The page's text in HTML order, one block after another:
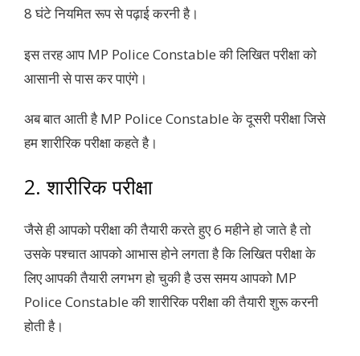
8 घंटे नियमित रूप से पढ़ाई करनी है।
इस तरह आप MP Police Constable की लिखित परीक्षा को
आसानी से पास कर पाएंगे।
अब बात आती है MP Police Constable के दूसरी परीक्षा जिसे
हम शारीरिक परीक्षा कहते है।
2. शारीरिक परीक्षा
जैसे ही आपको परीक्षा की तैयारी करते हुए 6 महीने हो जाते है तो
उसके पश्चात आपको आभास होने लगता है कि लिखित परीक्षा के
लिए आपकी तैयारी लगभग हो चुकी है उस समय आपको MP
Police Constable की शारीरिक परीक्षा की तैयारी शुरू करनी
होती है।